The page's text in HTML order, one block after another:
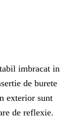
imbracat in
de burete
exterior sunt
de reflexie.